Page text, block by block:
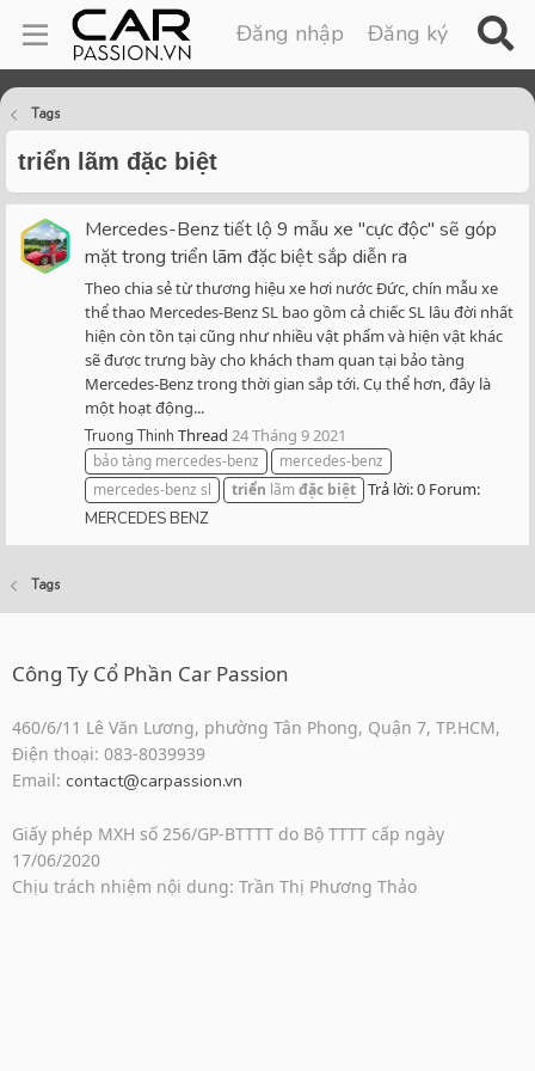
Đăng nhập Đăng ký
Tags
triển lãm đặc biệt
Mercedes-Benz tiết lộ 9 mẫu xe "cực độc" sẽ góp
mặt trong triển lãm đặc biệt sắp diễn ra
Theo chia sẻ từ thương hiệu xe hơi nước Đức, chín mẫu xe
thể thao Mercedes-Benz SL bao gồm cả chiếc SL lâu đời nhất
hiện còn tồn tại cũng như nhiều vật phẩm và hiện vật khác
sẽ được trưng bày cho khách tham quan tại bảo tàng
Mercedes-Benz trong thời gian sắp tới. Cụ thể hơn, đây là
một hoạt động...
Truong Thinh Thread 24 Tháng 9 2021
bảo tàng mercedes-benz
mercedes-benz
mercedes-benz sl
triển lãmđặc biệt Trả lời: 0 Forum:
MERCEDES BENZ
Tags
Công Ty Cổ Phần Car Passion
460/6/11 Lê Văn Lương, phường Tân Phong, Quận 7, TP.HCM,
Điện thoại: 083-8039939
Email: contact@carpassion.vn
Giấy phép MXH số 256/GP-BTTTT do Bộ TTTT cấp ngày
17/06/2020
Chịu trách nhiệm nội dung: Trần Thị Phương Thảo